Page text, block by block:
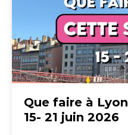
Que faire à
15- 21 juin 2026